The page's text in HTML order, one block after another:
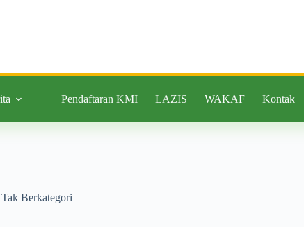
Pendaftaran KMI LAZIS WAKAF Kontak
Tak Berkategori